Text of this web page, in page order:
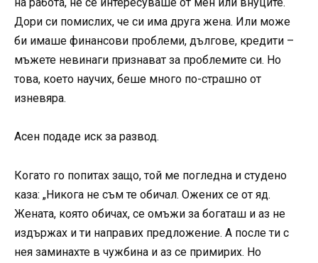
Дори си помислих, че си има друга жена. Или може
би имаше финансови проблеми, дългове, кредити –
мъжете невинаги признават за проблемите си. Но
това, което научих, беше много по-страшно от
изневяра.
Асен подаде иск за развод.
Когато го попитах защо, той ме погледна и студено
каза: „Никога не съм те обичал. Ожених се от яд.
Жената, която обичах, се омъжи за богаташ и аз не
издържах и ти направих предложение. А после ти с
нея заминахте в чужбина и аз се примирих. Но